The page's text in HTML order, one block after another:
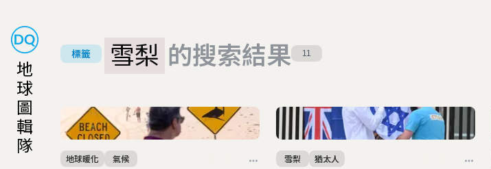
地
球
圖
輯
隊
標籤 雪梨 的搜索結果 11
地球暖化 氣候 雪梨 猶太人